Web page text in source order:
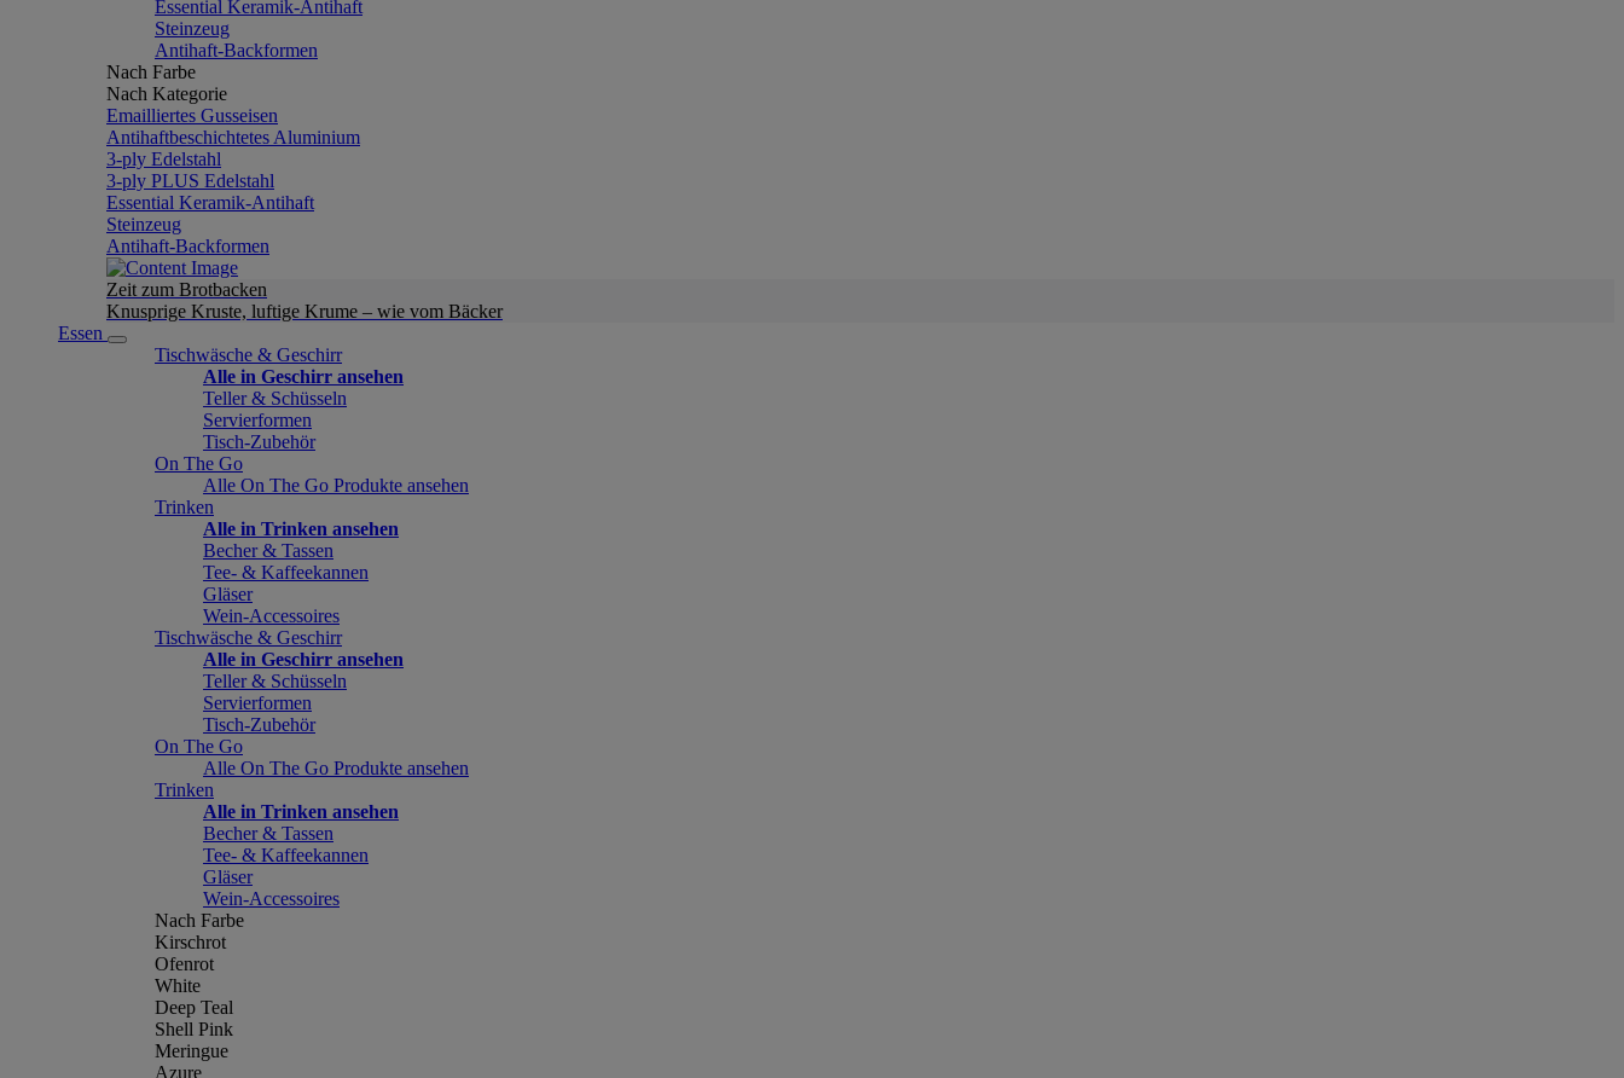
Essential Keramik-Antihaft
Steinzeug
Antihaft-Backformen
Nach Farbe
Nach Kategorie
Emailliertes Gusseisen
Antihaftbeschichtetes Aluminium
3-ply Edelstahl
3-ply PLUS Edelstahl
Essential Keramik-Antihaft
Steinzeug
Antihaft-Backformen
Zeit zum Brotbacken
Knusprige Kruste, luftige Krume – wie vom Bäcker
Essen
Tischwäsche & Geschirr
Alle in Geschirr ansehen
Teller & Schüsseln
Servierformen
Tisch-Zubehör
On The Go
Alle On The Go Produkte ansehen
Trinken
Alle in Trinken ansehen
Becher & Tassen
Tee- & Kaffeekannen
Gläser
Wein-Accessoires
Tischwäsche & Geschirr
Alle in Geschirr ansehen
Teller & Schüsseln
Servierformen
Tisch-Zubehör
On The Go
Alle On The Go Produkte ansehen
Trinken
Alle in Trinken ansehen
Becher & Tassen
Tee- & Kaffeekannen
Gläser
Wein-Accessoires
Nach Farbe
Kirschrot
Ofenrot
White
Deep Teal
Shell Pink
Meringue
Azure